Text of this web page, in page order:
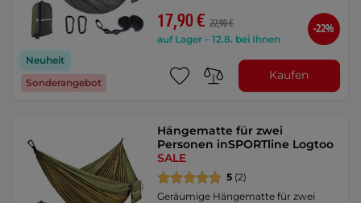
Neuheit
Sonderangebot
17,90 € 22,90 €
auf Lager – 12.8. bei Ihnen
-22%
Kaufen
Hängematte für zwei
Personen inSPORTline Logtoo
SALE
5 (2)
Geräumige Hängematte für zwei